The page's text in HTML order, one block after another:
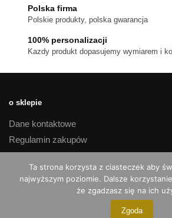
Polska firma
Polskie produkty, polska gwarancja
100% personalizacji
Kazdy produkt dopasujemy wymiarem i
o sklepie
Dane kontaktowe
Regulamin zakupów
Polityka prywatności
Czas realizacji i koszty dostawy
Reklamacje i zwroty
Ta strona korzysta z ciasteczek aby
najwyższym poziomie. Dalsze
że zgadzasz się na ich
Zgoda